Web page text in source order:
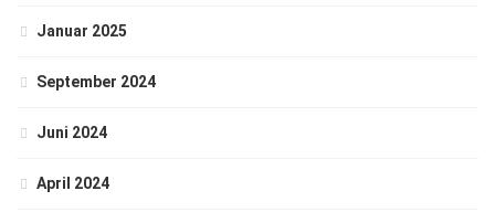
Januar 2025
September 2024
Juni 2024
April 2024